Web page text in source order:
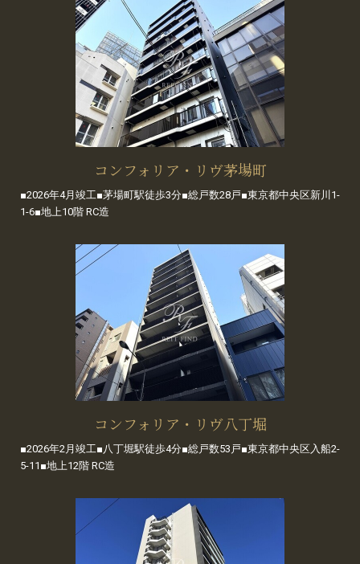
コンフォリア・リヴ茅場町
■2026年4月竣工■茅場町駅徒歩3分■総戸数28戸■東京都中央区新川1-
1-6■地上10階 RC造
コンフォリア・リヴ八丁堀
■2026年2月竣工■八丁堀駅徒歩4分■総戸数53戸■東京都中央区入船2-
5-11■地上12階 RC造